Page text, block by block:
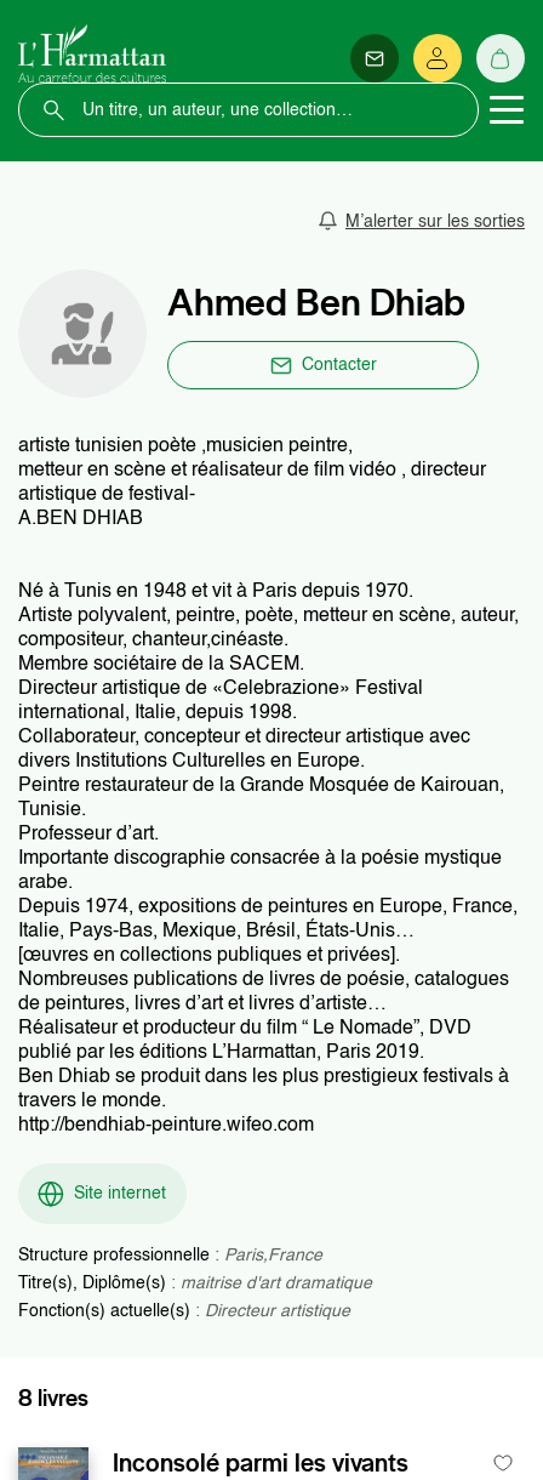
M’alerter sur les sorties
Ahmed Ben Dhiab
Contacter
artiste tunisien poète ,musicien peintre,
metteur en scène et réalisateur de film vidéo , directeur
artistique de festival-
A.BEN DHIAB
Né à Tunis en 1948 et vit à Paris depuis 1970.
Artiste polyvalent, peintre, poète, metteur en scène, auteur,
compositeur, chanteur,cinéaste.
Membre sociétaire de la SACEM.
Directeur artistique de «Celebrazione» Festival
international, Italie, depuis 1998.
Collaborateur, concepteur et directeur artistique avec
divers Institutions Culturelles en Europe.
Peintre restaurateur de la Grande Mosquée de Kairouan,
Tunisie.
Professeur d’art.
Importante discographie consacrée à la poésie mystique
arabe.
Depuis 1974, expositions de peintures en Europe, France,
Italie, Pays-Bas, Mexique, Brésil, États-Unis…
[œuvres en collections publiques et privées].
Nombreuses publications de livres de poésie, catalogues
de peintures, livres d’art et livres d’artiste…
Réalisateur et producteur du film “ Le Nomade”, DVD
publié par les éditions L’Harmattan, Paris 2019.
Ben Dhiab se produit dans les plus prestigieux festivals à
travers le monde.
http://bendhiab-peinture.wifeo.com
Site internet
Structure professionnelle : Paris,France
Titre(s), Diplôme(s) : maitrise d'art dramatique
Fonction(s) actuelle(s) : Directeur artistique
8 livres
Inconsolé parmi les vivants